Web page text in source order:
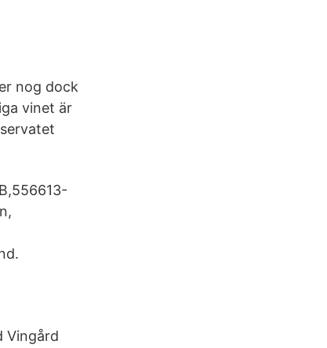
nog dock
vinet är
Vingård